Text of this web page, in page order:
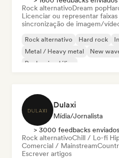
Rock alternativoDream pop
Licenciar ou representar
sincronização de imagem/
Rock alternativo Hard rock
Metal / Heavy metal
New
Rock psicodélico
Dulaxi
Mídia/Jornalista
> 3000 feedbacks enviados
Rock alternativoChill / Lo-fi
Comercial / Mainstream
Escrever artigos